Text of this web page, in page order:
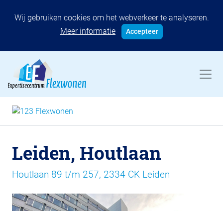
Wij gebruiken cookies om het webverkeer te analyseren.
Meer informatie
Accepteer
Leiden, Houtlaan
Houtlaan 89 t/m 257, 2334 CK Leiden